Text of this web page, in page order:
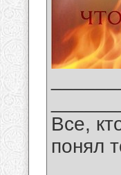
Все,
понял